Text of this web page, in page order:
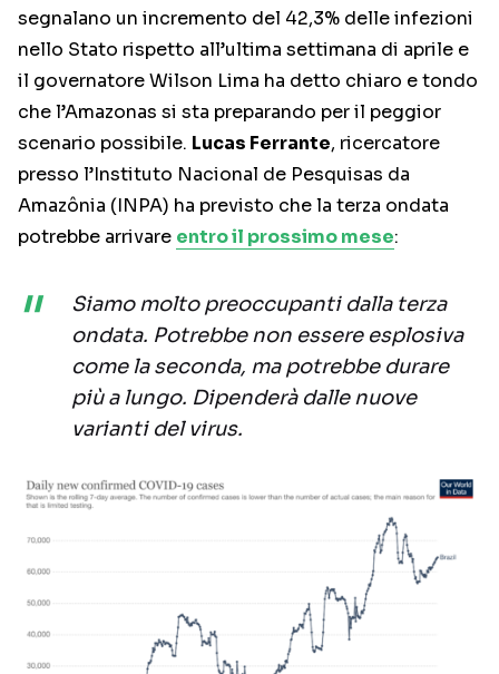
segnalano un incremento del 42,3% delle infezioni
nello Stato rispetto all’ultima settimana di aprile e
il governatore Wilson Lima ha detto chiaro e tondo
che l’Amazonas si sta preparando per il peggior
scenario possibile. Lucas Ferrante, ricercatore
presso l’Instituto Nacional de Pesquisas da
Amazônia (INPA) ha previsto che la terza ondata
potrebbe arrivare entro il prossimo mese:
Siamo molto preoccupanti dalla terza
ondata. Potrebbe non essere esplosiva
come la seconda, ma potrebbe durare
più a lungo. Dipenderà dalle nuove
varianti del virus.